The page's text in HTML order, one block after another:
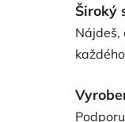
Široký
Nájdeš,